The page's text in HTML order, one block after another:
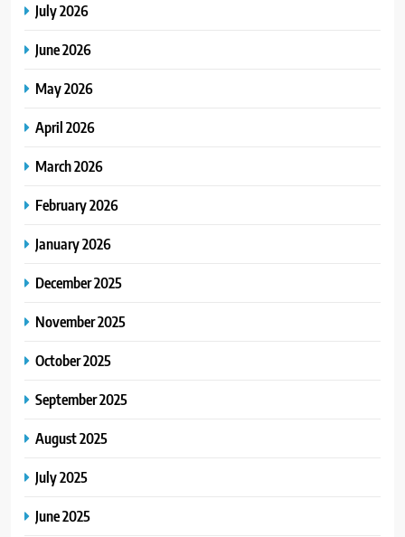
July 2026
June 2026
May 2026
April 2026
March 2026
February 2026
January 2026
December 2025
November 2025
October 2025
September 2025
August 2025
July 2025
June 2025